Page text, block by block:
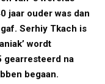
jaar ouder was dan
Serhiy Tkach is
wordt
gearresteerd na
begaan.